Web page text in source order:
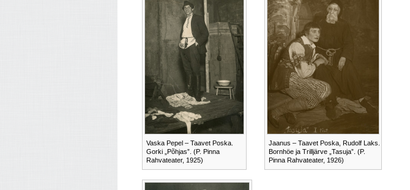
Vaska Pepel – Taavet Poska.
Gorki „Põhjas”. (P. Pinna
Rahvateater, 1925)
Jaanus – Taavet Poska, Rudolf Laks.
Bornhöe ja Trilljärve „Tasuja”. (P.
Pinna Rahvateater, 1926)